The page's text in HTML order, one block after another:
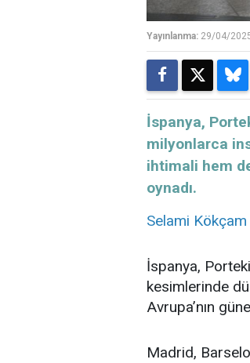
Yayınlanma: 29/04/
İspanya,
milyonlarca
ihtimali hem
oynadı.
Selami
İspanya,
kesimlerinde
Avrupa’nın
Madrid,